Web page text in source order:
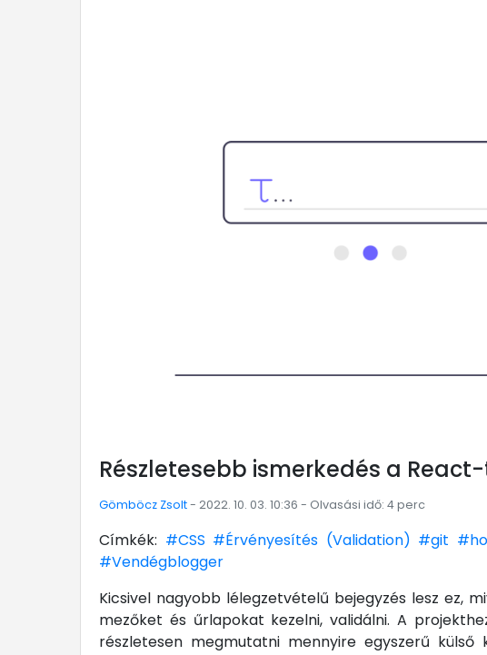
Részletesebb ismerkedés a
Gömböcz Zsolt- 2022. 10. 03. 10:36 - Olvasási idő: 4 perc
Címkék: #CSS #Érvényesítés (Validation) #git
#Vendégblogger
Kicsivel nagyobb lélegzetvételű bejegyzés lesz ez,
mezőket és űrlapokat kezelni, validálni. A
részletesen megmutatni mennyire egyszerű